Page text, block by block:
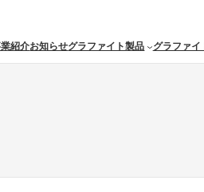
紹介お知らせグラファイト製品 グラファイ